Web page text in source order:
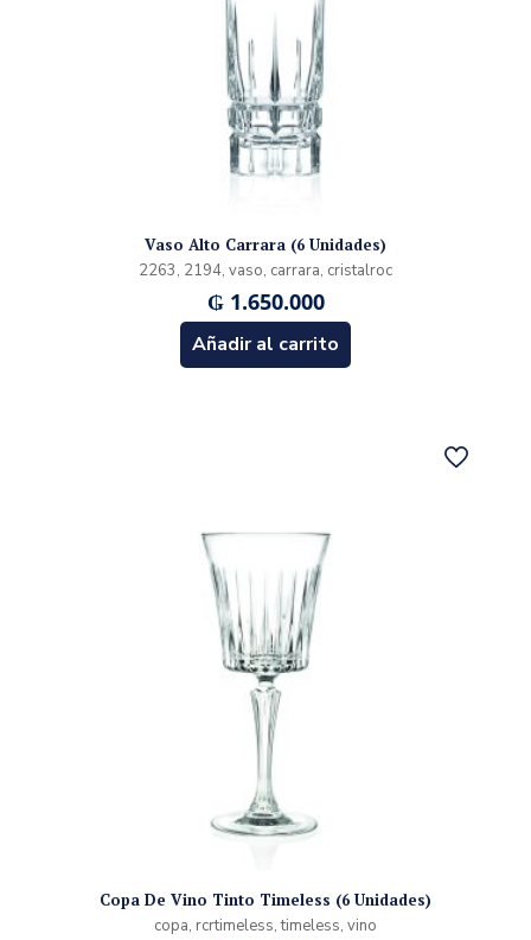
Vaso Alto Carrara (6 Unidades)
2263, 2194, vaso, carrara, cristalroc
₲1.650.000
Añadir al carrito
Copa De Vino Tinto Timeless (6 Unidades)
copa, rcrtimeless, timeless, vino